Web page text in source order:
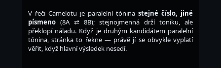
V řeči Camelotu je paralelní tónina stejné číslo, jiné
písmeno (8A ⇄ 8B); stejnojmenná drží toniku, ale
překlopí náladu. Když je druhým kandidátem paralelní
tónina, stránka to řekne — právě jí se obvykle vyplatí
věřit, když hlavní výsledek nesedí.